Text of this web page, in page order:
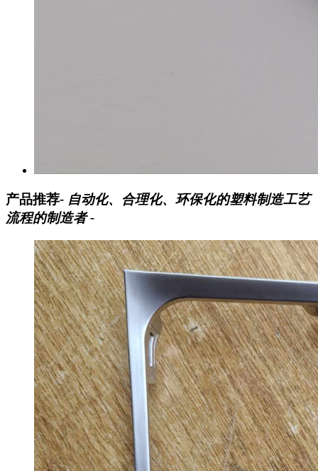
产品推荐- 自动化、合理化、环保化的塑料制造工艺
流程的制造者 -